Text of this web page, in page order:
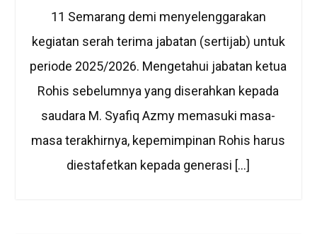
11 Semarang demi menyelenggarakan
kegiatan serah terima jabatan (sertijab) untuk
periode 2025/2026. Mengetahui jabatan ketua
Rohis sebelumnya yang diserahkan kepada
saudara M. Syafiq Azmy memasuki masa-
masa terakhirnya, kepemimpinan Rohis harus
diestafetkan kepada generasi […]